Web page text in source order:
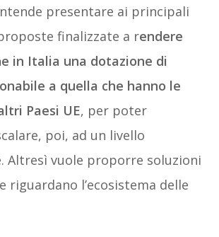
presentare ai principali
finalizzate a rendere
in Italia una dotazione di
a quella che hanno le
Paesi UE, per poter
poi, ad un livello
Altresì vuole proporre soluzioni
riguardano l’ecosistema delle